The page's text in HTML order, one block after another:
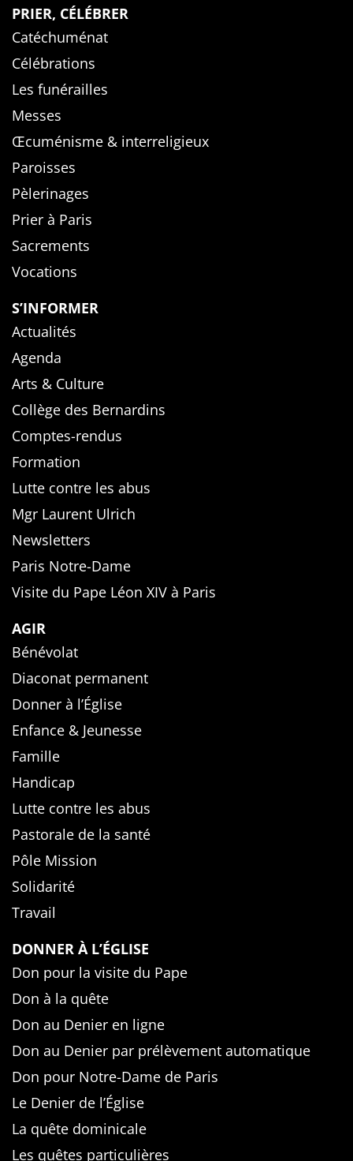
PRIER, CÉLÉBRER
Catéchuménat
Célébrations
Les funérailles
Messes
Œcuménisme & interreligieux
Paroisses
Pèlerinages
Prier à Paris
Sacrements
Vocations
S’INFORMER
Actualités
Agenda
Arts & Culture
Collège des Bernardins
Comptes-rendus
Formation
Lutte contre les abus
Mgr Laurent Ulrich
Newsletters
Paris Notre-Dame
Visite du Pape Léon XIV à Paris
AGIR
Bénévolat
Diaconat permanent
Donner à l’Église
Enfance & Jeunesse
Famille
Handicap
Lutte contre les abus
Pastorale de la santé
Pôle Mission
Solidarité
Travail
DONNER À L’ÉGLISE
Don pour la visite du Pape
Don à la quête
Don au Denier en ligne
Don au Denier par prélèvement automatique
Don pour Notre-Dame de Paris
Le Denier de l’Église
La quête dominicale
Les quêtes particulières